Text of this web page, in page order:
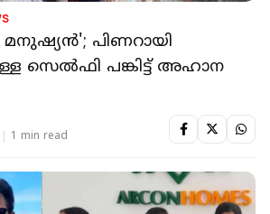
പിണറായി
സെൽഫി പങ്കിട്ട് അഹാന
1 min read